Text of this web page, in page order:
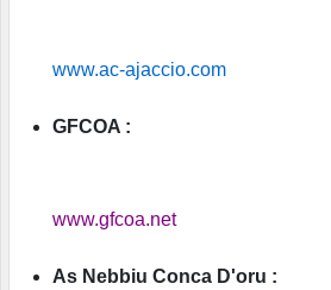
www.ac-ajaccio.com
GFCOA :
www.gfcoa.net
As Nebbiu Conca D'oru :